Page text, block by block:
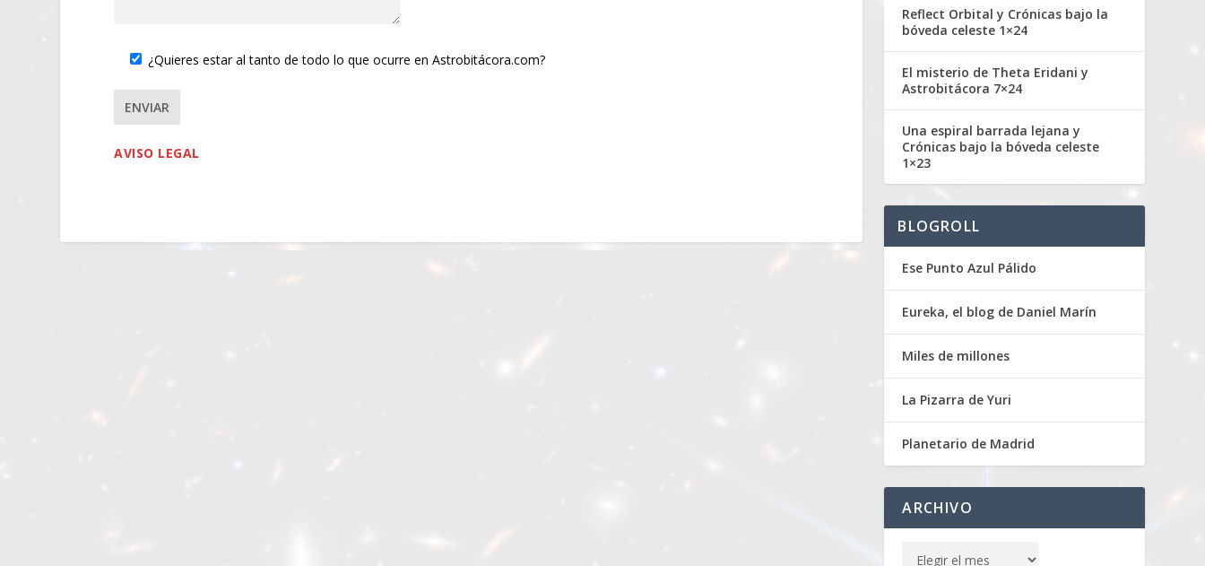
¿Quieres estar al tanto de todo lo que ocurre en Astrobitácora.com?
AVISO LEGAL
Reflect Orbital y Crónicas bajo la
bóveda celeste 1×24
El misterio de Theta Eridani y
Astrobitácora 7×24
Una espiral barrada lejana y
Crónicas bajo la bóveda celeste
1×23
BLOGROLL
Ese Punto Azul Pálido
Eureka, el blog de Daniel Marín
Miles de millones
La Pizarra de Yuri
Planetario de Madrid
ARCHIVO